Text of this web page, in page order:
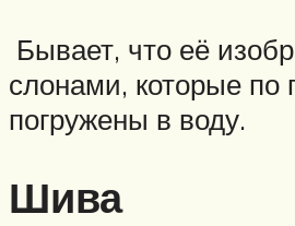
Бывает, что её
слонами, которые по
погружены в воду.
Шива